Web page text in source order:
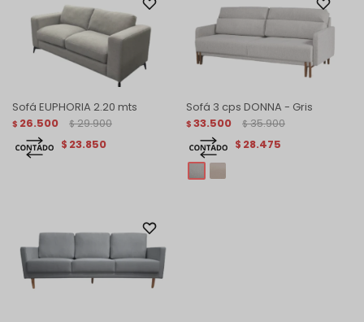
Sofá EUPHORIA 2.20 mts
$ 26.500 $ 29.900
$ 23.850
Sofá 3 cps DONNA - Gris
$ 33.500 $ 35.900
$ 28.475